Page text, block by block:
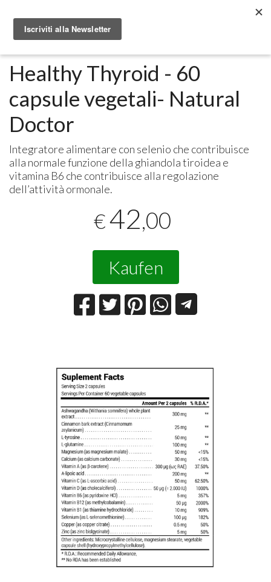
Healthy Thyroid - 60
capsule vegetali- Natural
Doctor
Integratore alimentare con selenio che contribuisce
alla normale funzione della ghiandola tiroidea e
vitamina B6 che contribuisce alla regolazione
dell’attività ormonale.
€42,00
Kaufen